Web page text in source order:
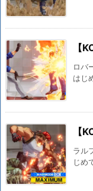
【
ロバ
はじ
【
ラル
じめ